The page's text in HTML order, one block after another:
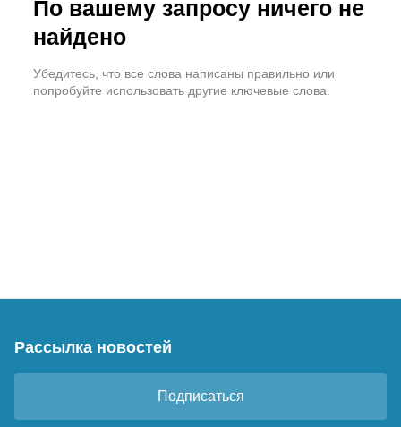
По вашему запросу ничего не
найдено
Убедитесь, что все слова написаны правильно или
попробуйте использовать другие ключевые слова.
Рассылка новостей
Подписаться